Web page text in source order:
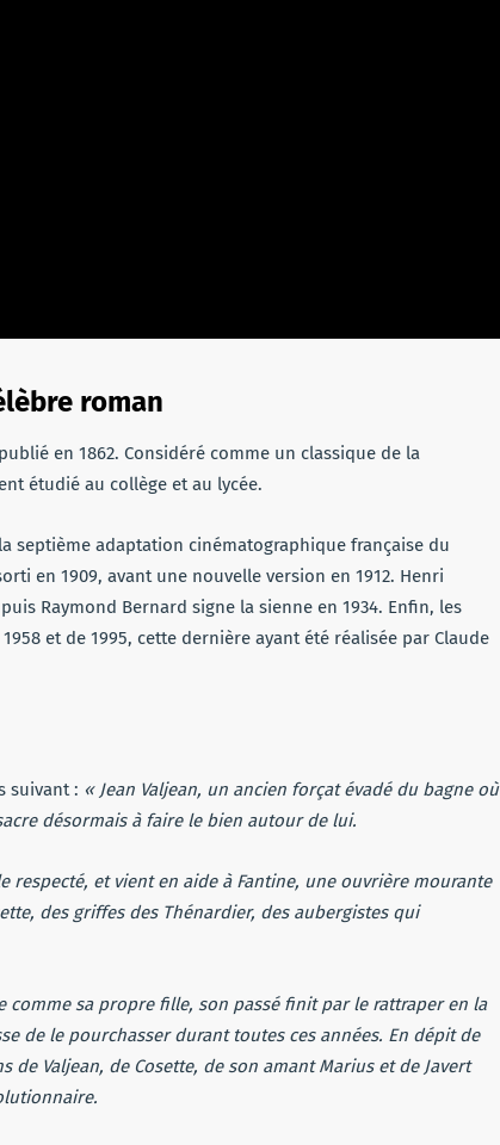
roman
en 1862. Considéré comme un classique de la
étudié au collège et au lycée.
septième adaptation cinématographique française du
en 1909, avant une nouvelle version en 1912. Henri
Raymond Bernard signe la sienne en 1934. Enfin, les
et de 1995, cette dernière ayant été réalisée par Claude
suivant : « Jean Valjean, un ancien forçat évadé du bagne où
désormais à faire le bien autour de lui.
respecté, et vient en aide à Fantine, une ouvrière mourante
des griffes des Thénardier, des aubergistes qui
comme sa propre fille, son passé finit par le rattraper en la
de le pourchasser durant toutes ces années. En dépit de
de Valjean, de Cosette, de son amant Marius et de Javert